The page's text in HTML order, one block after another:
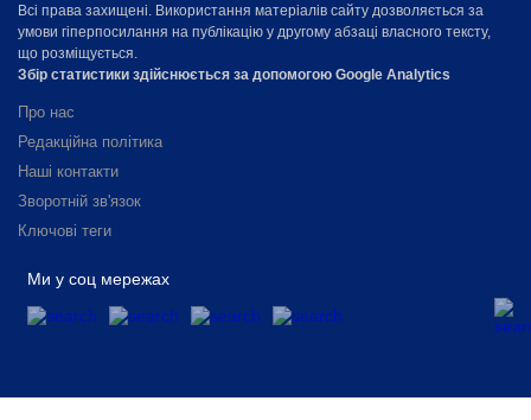
Всі права захищені. Використання матеріалів сайту дозволяється за
умови гіперпосилання на публікацію у другому абзаці власного тексту,
що розміщується.
Збір статистики здійснюється за допомогою Google Analytics
Про нас
Редакційна політика
Наші контакти
Зворотній зв'язок
Ключові теги
Ми у соц мережах